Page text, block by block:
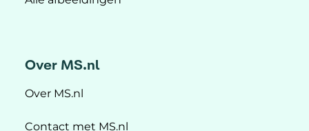
Over MS.nl
Over MS.nl
Contact met MS.nl